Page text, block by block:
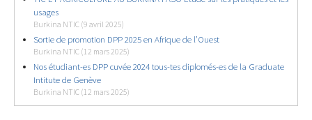
usages
Burkina NTIC (9 avril 2025)
Sortie de promotion DPP 2025 en Afrique de l’Ouest
Burkina NTIC (12 mars 2025)
Nos étudiant-es DPP cuvée 2024 tous-tes diplomés-es de la Graduate
Intitute de Genève
Burkina NTIC (12 mars 2025)